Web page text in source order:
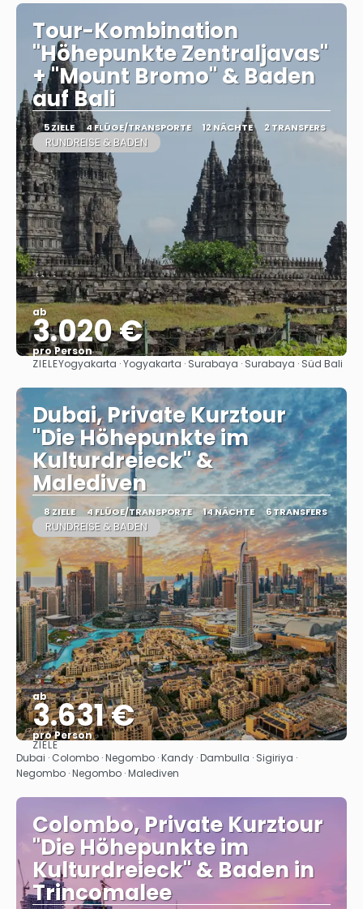
Tour-Kombination
"Höhepunkte Zentraljavas"
+ "Mount Bromo" & Baden
auf Bali
5 ZIELE 4 FLÜGE/TRANSPORTE 12 NÄCHTE 2 TRANSFERS
RUNDREISE & BADEN
ab
3.020 €
pro Person
Sehen
ZIELEYogyakarta · Yogyakarta · Surabaya · Surabaya · Süd Bali
Dubai, Private Kurztour
"Die Höhepunkte im
Kulturdreieck" &
Malediven
8 ZIELE 4 FLÜGE/TRANSPORTE 14 NÄCHTE 6 TRANSFERS
RUNDREISE & BADEN
ab
3.631 €
pro Person
Sehen
ZIELE
Dubai · Colombo · Negombo · Kandy · Dambulla · Sigiriya ·
Negombo · Negombo · Malediven
Colombo, Private Kurztour
"Die Höhepunkte im
Kulturdreieck" & Baden in
Trincomalee